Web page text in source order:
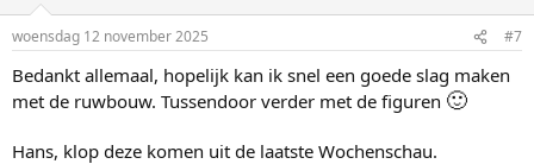
n
e
n
woensdag 12 november 2025 #7
Bedankt allemaal, hopelijk kan ik snel een goede slag maken
met de ruwbouw. Tussendoor verder met de figuren 🙂
Hans, klop deze komen uit de laatste Wochenschau.